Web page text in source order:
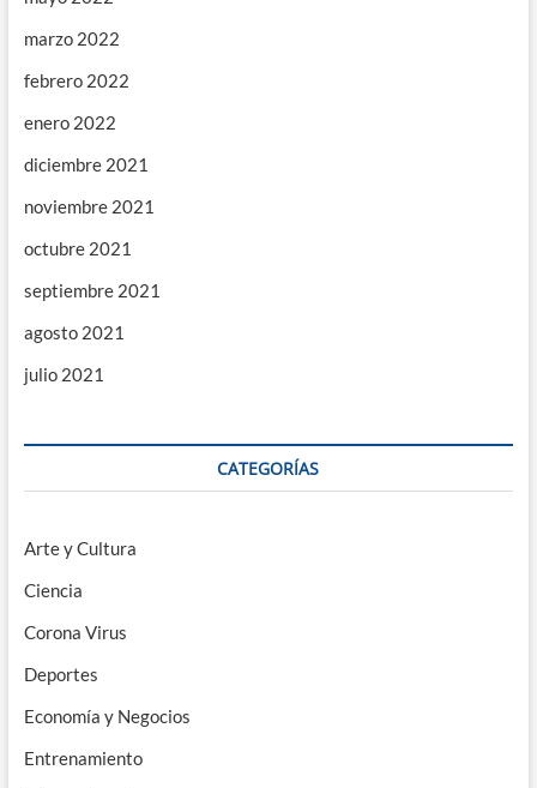
marzo 2022
febrero 2022
enero 2022
diciembre 2021
noviembre 2021
octubre 2021
septiembre 2021
agosto 2021
julio 2021
CATEGORÍAS
Arte y Cultura
Ciencia
Corona Virus
Deportes
Economía y Negocios
Entrenamiento